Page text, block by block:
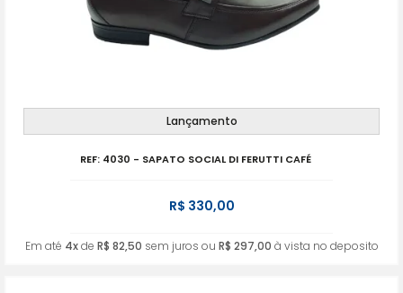
Lançamento
REF: 4030 - SAPATO SOCIAL DI FERUTTI CAFÉ
R$ 330,00
Em até 4xde R$ 82,50 sem juros ou R$ 297,00 à vista no deposito